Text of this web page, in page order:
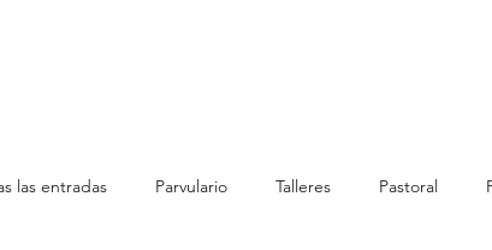
las entradas Parvulario Talleres Pastoral